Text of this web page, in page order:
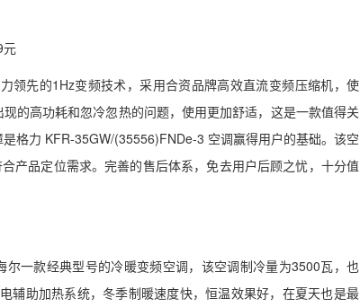
元
领先的1Hz变频技术，采用合资品牌高效直流变频压缩机，使
的高功耗和忽冷忽热的问题，使用更加舒适，这是一款值得关
格力 KFR-35GW/(35556)FNDe-3 空调赢得用户的基础。该空
产品定位需求。完善的售后体系，免去用户后顾之忧，十分值
一款经典型号的冷暖变频空调，该空调制冷量为3500瓦，也
辅助加热系统，冬季制暖速度快，恒温效果好，在夏天也是最